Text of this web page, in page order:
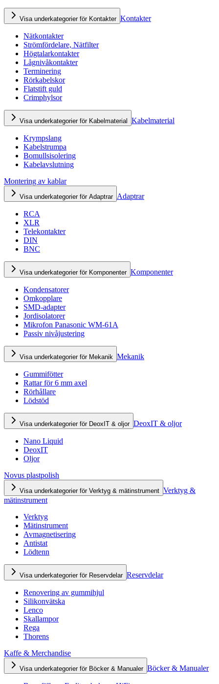
Visa underkategorier för Kontakter Kontakter
Nätkontakter
Strömfördelare, Nätfilter
Högtalarkontakter
Lågnivåkontakter
Terminering
Rörkabelskor
Flatstift guld
Crimphylsor
Visa underkategorier för Kabelmaterial Kabelmaterial
Krympslang
Kabelstrumpa
Bomullsisolering
Kabelavslutning
Montering av kablar
Visa underkategorier för Adaptrar Adaptrar
RCA
XLR
Telekontakter
DIN
BNC
Visa underkategorier för Komponenter Komponenter
Kondensatorer
Omkopplare
SMD-adapter
Jordisolatorer
Mikrofon Panasonic WM-61A
Passiv nivåjustering
Visa underkategorier för Mekanik Mekanik
Gummifötter
Rattar för 6 mm axel
Rörhållare
Lödstöd
Visa underkategorier för DeoxIT & oljor DeoxIT & oljor
Nano Liquid
DeoxIT
Oljor
Novus plastpolish
Visa underkategorier för Verktyg & mätinstrument Verktyg &
mätinstrument
Verktyg
Mätinstrument
Avmagnetisering
Antistat
Lödtenn
Visa underkategorier för Reservdelar Reservdelar
Renovering av gummihjul
Silikonvätska
Lenco
Skallampor
Rega
Thorens
Kaffe & Merchandise
Visa underkategorier för Böcker & Manualer Böcker & Manualer